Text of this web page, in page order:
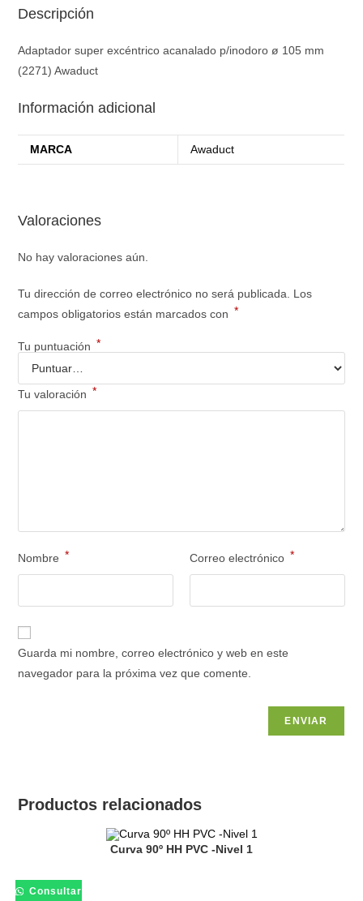
Descripción
Adaptador super excéntrico acanalado p/inodoro ø 105 mm
(2271) Awaduct
Información adicional
MARCA Awaduct
Valoraciones
No hay valoraciones aún.
Tu dirección de correo electrónico no será publicada.
Los
campos obligatorios están marcados con *
Tu puntuación *
Tu valoración *
Nombre * Correo electrónico *
Guarda mi nombre, correo electrónico y web en este
navegador para la próxima vez que comente.
Productos relacionados
Curva 90º HH PVC -Nivel 1
Consultar